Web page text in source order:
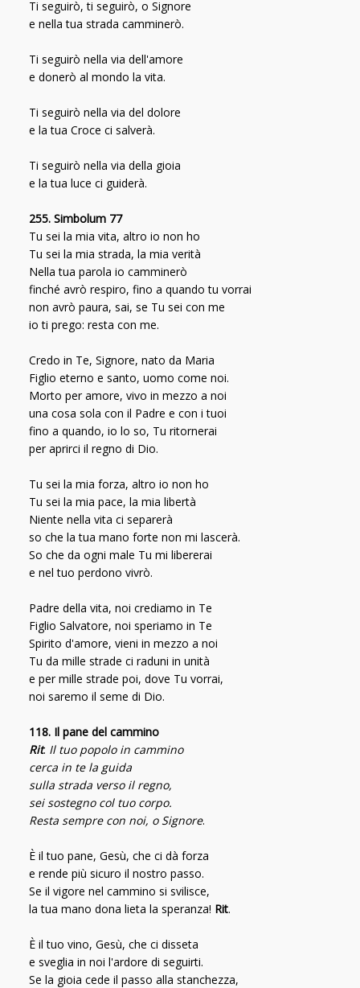
Ti seguirò, ti seguirò, o Signore
e nella tua strada camminerò.
Ti seguirò nella via dell'amore
e donerò al mondo la vita.
Ti seguirò nella via del dolore
e la tua Croce ci salverà.
Ti seguirò nella via della gioia
e la tua luce ci guiderà.
255. Simbolum 77
Tu sei la mia vita, altro io non ho
Tu sei la mia strada, la mia verità
Nella tua parola io camminerò
finché avrò respiro, fino a quando tu vorrai
non avrò paura, sai, se Tu sei con me
io ti prego: resta con me.
Credo in Te, Signore, nato da Maria
Figlio eterno e santo, uomo come noi.
Morto per amore, vivo in mezzo a noi
una cosa sola con il Padre e con i tuoi
fino a quando, io lo so, Tu ritornerai
per aprirci il regno di Dio.
Tu sei la mia forza, altro io non ho
Tu sei la mia pace, la mia libertà
Niente nella vita ci separerà
so che la tua mano forte non mi lascerà.
So che da ogni male Tu mi libererai
e nel tuo perdono vivrò.
Padre della vita, noi crediamo in Te
Figlio Salvatore, noi speriamo in Te
Spirito d'amore, vieni in mezzo a noi
Tu da mille strade ci raduni in unità
e per mille strade poi, dove Tu vorrai,
noi saremo il seme di Dio.
118. Il pane del cammino
Rit. Il tuo popolo in cammino
cerca in te la guida
sulla strada verso il regno,
sei sostegno col tuo corpo.
Resta sempre con noi, o Signore.
È il tuo pane, Gesù, che ci dà forza
e rende più sicuro il nostro passo.
Se il vigore nel cammino si svilisce,
la tua mano dona lieta la speranza! Rit.
È il tuo vino, Gesù, che ci disseta
e sveglia in noi l'ardore di seguirti.
Se la gioia cede il passo alla stanchezza,